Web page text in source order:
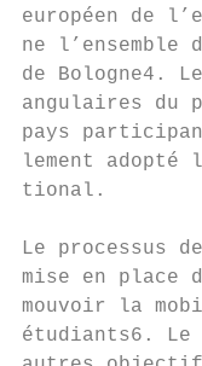
européen de
ne
de Bologne4.
angulaires du
pays
lement
tional.
Le processus
mise en
mouvoir la
étudiants6.